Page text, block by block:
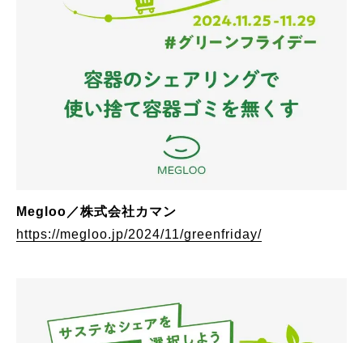
Megloo／株式会社カマン
https://megloo.jp/2024/11/greenfriday/